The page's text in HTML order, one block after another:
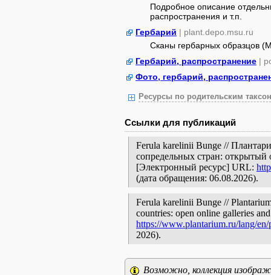
Подробное описание
распространения и т.п.
Гербарий | plant.depo.msu.ru
Сканы гербарных образцов
Гербарий, распространение |
Фото, гербарий,
Ресурсы по родительским
Ссылки для публикаций
Ferula karelinii Bunge //
сопредельных стран: открытый
[Электронный ресурс] URL:
(дата обращения: 06.08.2026).
Ferula karelinii Bunge //
countries: open online galleries
https://www.plantarium.ru/lang/
2026).
Возможно, коллекция